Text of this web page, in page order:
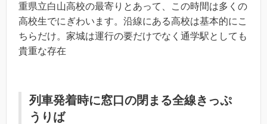
重県立白山高校の最寄りとあって、この時間は多くの
高校生でにぎわいます。沿線にある高校は基本的にこ
ちらだけ。家城は運行の要だけでなく通学駅としても
貴重な存在
列車発着時に窓口の閉まる全線きっぷ
うりば